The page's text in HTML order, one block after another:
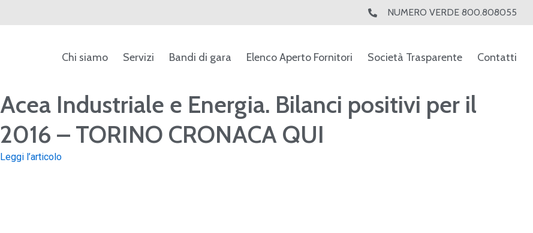
NUMERO VERDE 800.808055
Chi siamo Servizi Bandi di gara Elenco Aperto Fornitori Società Trasparente Contatti
Acea Industriale e Energia. Bilanci positivi per il
2016 – TORINO CRONACA QUI
Leggi l’articolo